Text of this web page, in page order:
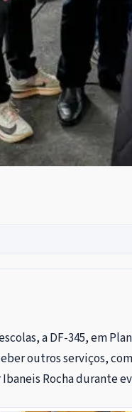
escolas, a DF-345,
outros serviços,
Rocha durante